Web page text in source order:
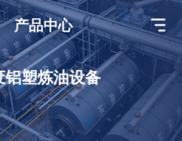
铝塑炼油设备
产品中心